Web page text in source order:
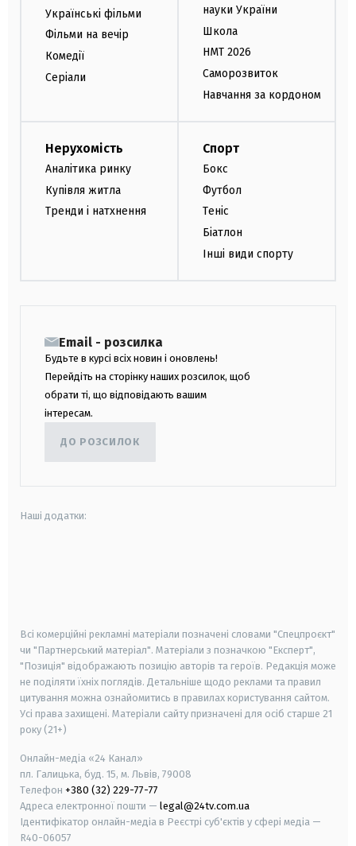
Українські фільми
Фільми на вечір
Комедії
Серіали
науки України
Школа
НМТ 2026
Саморозвиток
Навчання за кордоном
Нерухомість
Аналітика ринку
Купівля житла
Тренди і натхнення
Спорт
Бокс
Футбол
Теніс
Біатлон
Інші види спорту
Email - розсилка
Будьте в курсі всіх новин і оновлень!
Перейдіть на сторінку наших розсилок, щоб
обрати ті, що відповідають вашим
інтересам.
ДО РОЗСИЛОК
Наші додатки:
Всі комерційні рекламні матеріали позначені словами "Спецпроєкт"
чи "Партнерський матеріал". Матеріали з позначкою "Експерт",
"Позиція" відображають позицію авторів та героїв. Редакція може
не поділяти їхніх поглядів. Детальніше щодо реклами та правил
цитування можна ознайомитись в правилах користування сайтом.
Усі права захищені. Матеріали сайту призначені для осіб старше 21
року (21+)
Онлайн-медіа «24 Канал»
пл. Галицька, буд. 15, м. Львів, 79008
Телефон +380 (32) 229-77-77
Адреса електронної пошти — legal@24tv.com.ua
Ідентифікатор онлайн-медіа в Реєстрі суб'єктів у сфері медіа —
R40-06057